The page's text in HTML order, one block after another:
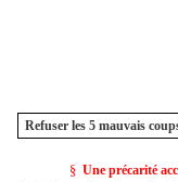
Refuser les 5 mauvais
§ Une précarité